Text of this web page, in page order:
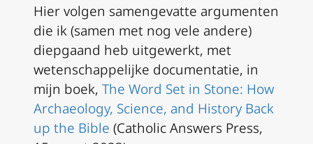
Hier volgen samengevatte argumenten
die ik (samen met nog vele andere)
diepgaand heb uitgewerkt, met
wetenschappelijke documentatie, in
mijn boek, The Word Set in Stone: How
Archaeology, Science, and History Back
up the Bible (Catholic Answers Press,